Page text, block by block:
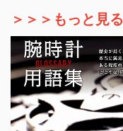
＞＞＞もっと見る